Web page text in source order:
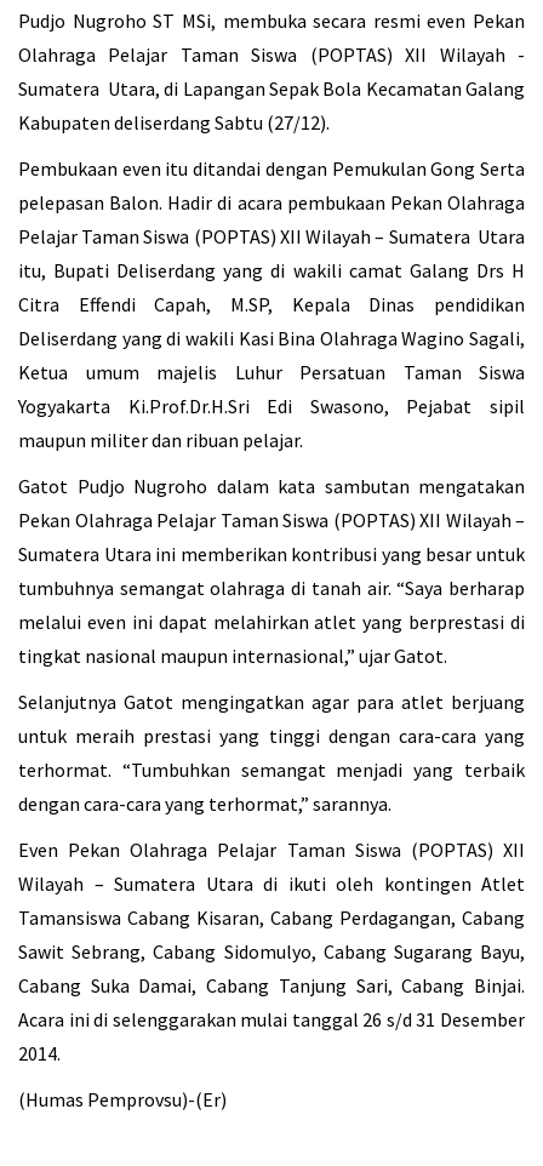
Pudjo Nugroho ST MSi, membuka secara resmi even Pekan
Olahraga Pelajar Taman Siswa (POPTAS) XII Wilayah -
Sumatera Utara, di Lapangan Sepak Bola Kecamatan Galang
Kabupaten deliserdang Sabtu (27/12).
Pembukaan even itu ditandai dengan Pemukulan Gong Serta
pelepasan Balon. Hadir di acara pembukaan Pekan Olahraga
Pelajar Taman Siswa (POPTAS) XII Wilayah – Sumatera Utara
itu, Bupati Deliserdang yang di wakili camat Galang Drs H
Citra Effendi Capah, M.SP, Kepala Dinas pendidikan
Deliserdang yang di wakili Kasi Bina Olahraga Wagino Sagali,
Ketua umum majelis Luhur Persatuan Taman Siswa
Yogyakarta Ki.Prof.Dr.H.Sri Edi Swasono, Pejabat sipil
maupun militer dan ribuan pelajar.
Gatot Pudjo Nugroho dalam kata sambutan mengatakan
Pekan Olahraga Pelajar Taman Siswa (POPTAS) XII Wilayah –
Sumatera Utara ini memberikan kontribusi yang besar untuk
tumbuhnya semangat olahraga di tanah air. “Saya berharap
melalui even ini dapat melahirkan atlet yang berprestasi di
tingkat nasional maupun internasional,” ujar Gatot.
Selanjutnya Gatot mengingatkan agar para atlet berjuang
untuk meraih prestasi yang tinggi dengan cara-cara yang
terhormat. “Tumbuhkan semangat menjadi yang terbaik
dengan cara-cara yang terhormat,” sarannya.
Even Pekan Olahraga Pelajar Taman Siswa (POPTAS) XII
Wilayah – Sumatera Utara di ikuti oleh kontingen Atlet
Tamansiswa Cabang Kisaran, Cabang Perdagangan, Cabang
Sawit Sebrang, Cabang Sidomulyo, Cabang Sugarang Bayu,
Cabang Suka Damai, Cabang Tanjung Sari, Cabang Binjai.
Acara ini di selenggarakan mulai tanggal 26 s/d 31 Desember
2014.
(Humas Pemprovsu)-(Er)